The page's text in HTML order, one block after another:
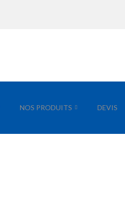
NOS PRODUITS DEVIS